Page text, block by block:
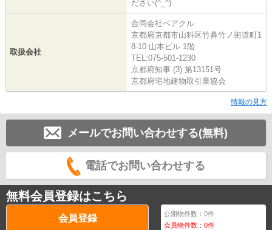
ださい(^_^)
取扱会社
合同会社ベアクル
京都府京都市山科区竹鼻竹ノ街道町1
8-10 山本ビル 1階
TEL:075-501-1230
京都府知事 (3) 第13151号
京都府宅地建物取引業協会
情報の見方
メールでお問い合わせする(無料)
電話でお問い合わせする
無料会員登録はこちら
会員登録 公開物件数：0件
会員物件数：0件